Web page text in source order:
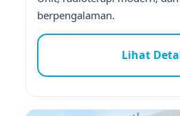
berpengalaman.
Lihat